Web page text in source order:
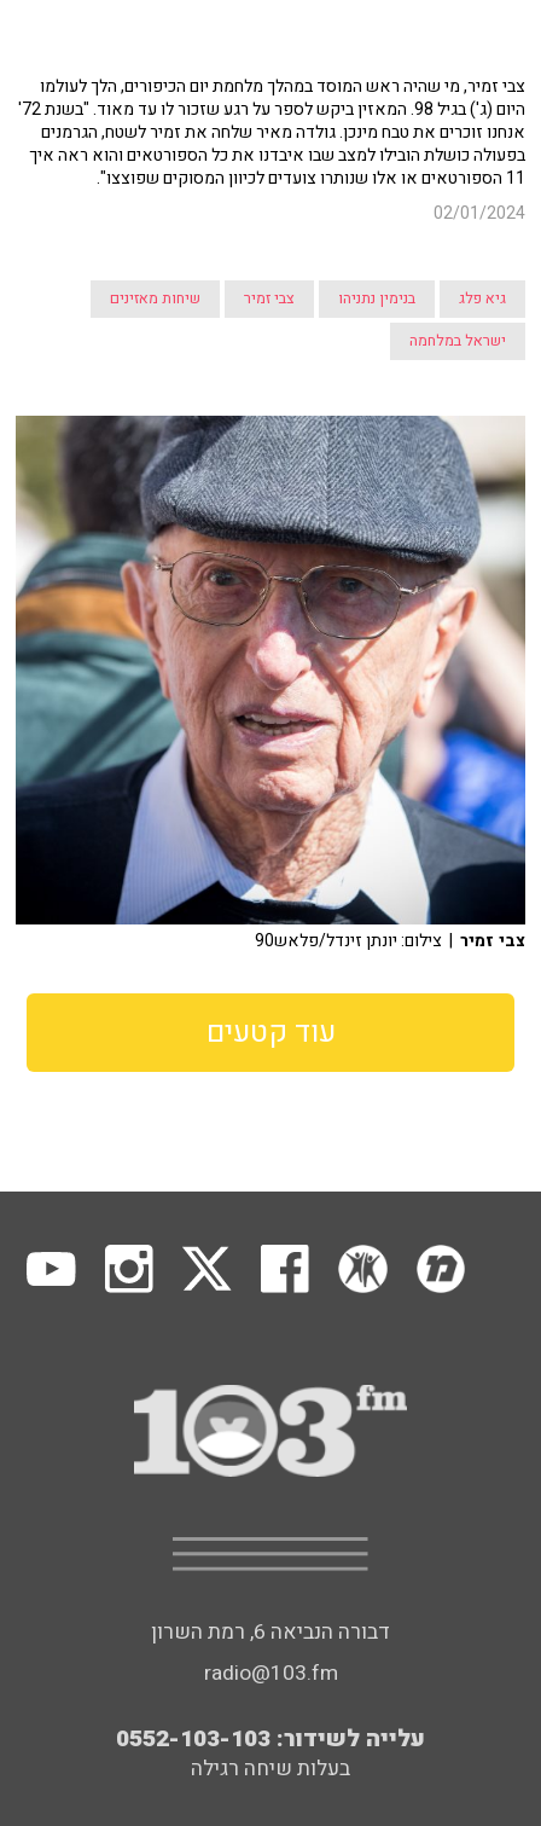
צבי זמיר, מי שהיה ראש המוסד במהלך מלחמת יום הכיפורים, הלך לעולמו
היום (ג') בגיל 98. המאזין ביקש לספר על רגע שזכור לו עד מאוד. "בשנת 72'
אנחנו זוכרים את טבח מינכן. גולדה מאיר שלחה את זמיר לשטח, הגרמנים
בפעולה כושלת הובילו למצב שבו איבדנו את כל הספורטאים והוא ראה איך
11 הספורטאים או אלו שנותרו צועדים לכיוון המסוקים שפוצצו".
02/01/2024
גיא פלג בנימין נתניהו צבי זמיר
שיחות מאזינים
ישראל במלחמה
צבי זמיר | צילום: יונתן זינדל/פלאש90
עוד קטעים
דבורה הנביאה 6, רמת השרון
radio@103.fm
עלייה לשידור: 0552-103-103
בעלות שיחה רגילה